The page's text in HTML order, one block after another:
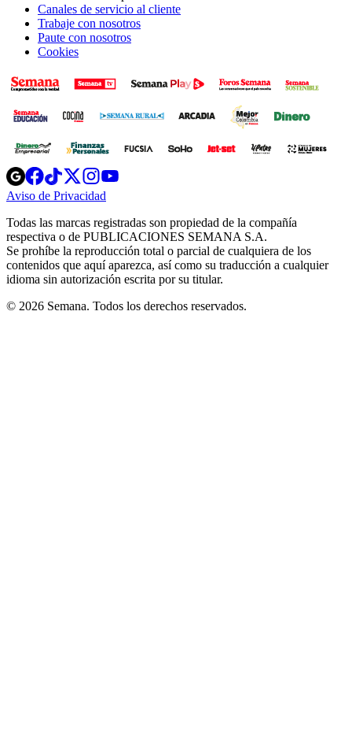
Canales de servicio al cliente
Trabaje con nosotros
Paute con nosotros
Cookies
Opens
in
new
Opens
in
new
Opens
in
new
window
Opens
new
windowwindow
Aviso de Privacidad
new
window
Todas las marcas registradas son propiedad de la compañía
respectiva o de PUBLICACIONES SEMANA S.A.
Se prohíbe la reproducción total o parcial de cualquiera de los
contenidos que aquí aparezca, así como su traducción a cualquier
idioma sin autorización escrita por su titular.
© 2026 Semana. Todos los derechos reservados.